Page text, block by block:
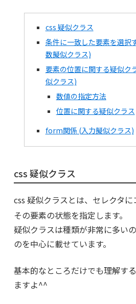
ペ
ー
の
css 疑似クラス
条件に一致した要素を選択
数擬似クラス)
要素の位置に関する疑似ク
似クラス)
数値の指定方法
位置に関する疑似クラス
form関係 (入力擬似クラス)
css 疑似クラス
css 疑似クラスとは、セレクタに
その要素の状態を指定します。
疑似クラスは種類が非常に多い
のを中心に載せています。
基本的なところだけでも理解す
ますよ^^